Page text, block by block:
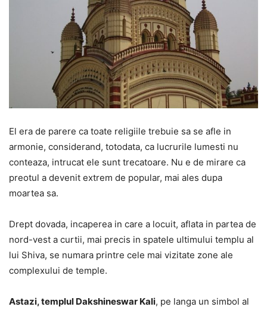
El era de parere ca toate religiile trebuie sa se afle in
armonie, considerand, totodata, ca lucrurile lumesti nu
conteaza, intrucat ele sunt trecatoare. Nu e de mirare ca
preotul a devenit extrem de popular, mai ales dupa
moartea sa.
Drept dovada, incaperea in care a locuit, aflata in partea de
nord-vest a curtii, mai precis in spatele ultimului templu al
lui Shiva, se numara printre cele mai vizitate zone ale
complexului de temple.
Astazi, templul Dakshineswar Kali, pe langa un simbol al